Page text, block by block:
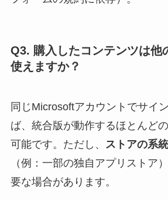
Q3. 購入したコンテンツは他
使えますか？
同じMicrosoftアカウントでサイ
ば、統合版が動作するほとんど
可能です。ただし、 ストアの系
（例：一部の独自アプリストア
要な場合があります。